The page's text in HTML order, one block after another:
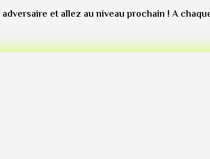
et allez au niveau prochain ! A